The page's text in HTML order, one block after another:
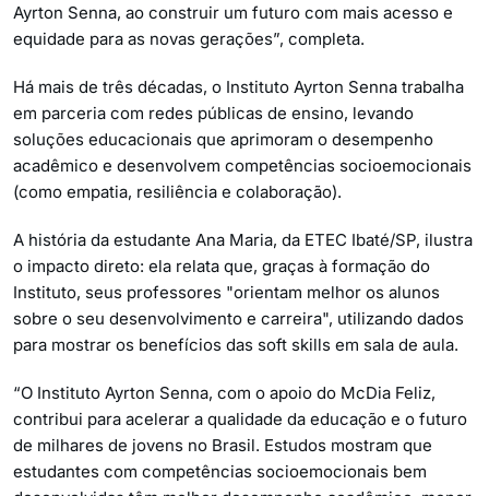
Ayrton Senna, ao construir um futuro com mais acesso e
equidade para as novas gerações”, completa.
Há mais de três décadas, o Instituto Ayrton Senna trabalha
em parceria com redes públicas de ensino, levando
soluções educacionais que aprimoram o desempenho
acadêmico e desenvolvem competências socioemocionais
(como empatia, resiliência e colaboração).
A história da estudante Ana Maria, da ETEC Ibaté/SP, ilustra
o impacto direto: ela relata que, graças à formação do
Instituto, seus professores "orientam melhor os alunos
sobre o seu desenvolvimento e carreira", utilizando dados
para mostrar os benefícios das soft skills em sala de aula.
“O Instituto Ayrton Senna, com o apoio do McDia Feliz,
contribui para acelerar a qualidade da educação e o futuro
de milhares de jovens no Brasil. Estudos mostram que
estudantes com competências socioemocionais bem